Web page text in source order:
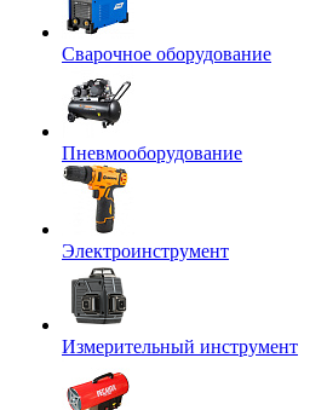
Сварочное оборудование
Пневмооборудование
Электроинструмент
Измерительный инструмент